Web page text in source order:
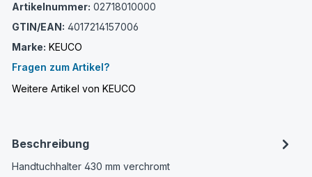
Artikelnummer: 02718010000
GTIN/EAN: 4017214157006
Marke: KEUCO
Fragen zum Artikel?
Weitere Artikel von KEUCO
Beschreibung
Handtuchhalter 430 mm verchromt